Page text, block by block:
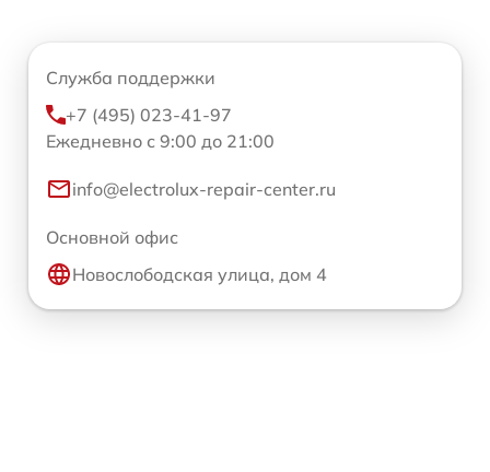
Служба поддержки
+7 (495) 023-41-97
Ежедневно с 9:00 до 21:00
info@electrolux-repair-center.ru
Основной офис
Новослободская улица, дом 4